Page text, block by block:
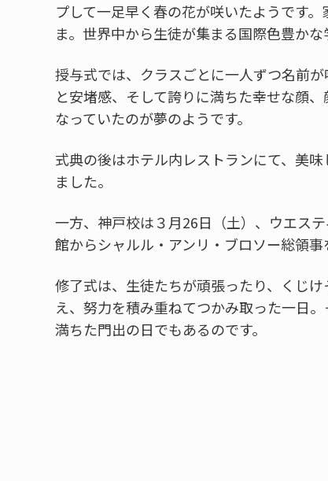
プして一足早く春の花が咲いたようです
ま。世界中から生徒が集まる国際色豊かな
授与式では、クラスごとに一人ずつ名前
と安堵感、そして誇りに満ちた幸せな顔
なっていたのが夢のようです。
式典の後はホテル内レストランにて、美
ました。
一方、神戸校は３月26日（土）、ウエス
館からシャルル・アンリ・ブロソー総領
修了式は、生徒たちが頑張ったり、くじ
え、努力を積み重ねてつかみ取った一日
満ちた門出の日でもあるのです。